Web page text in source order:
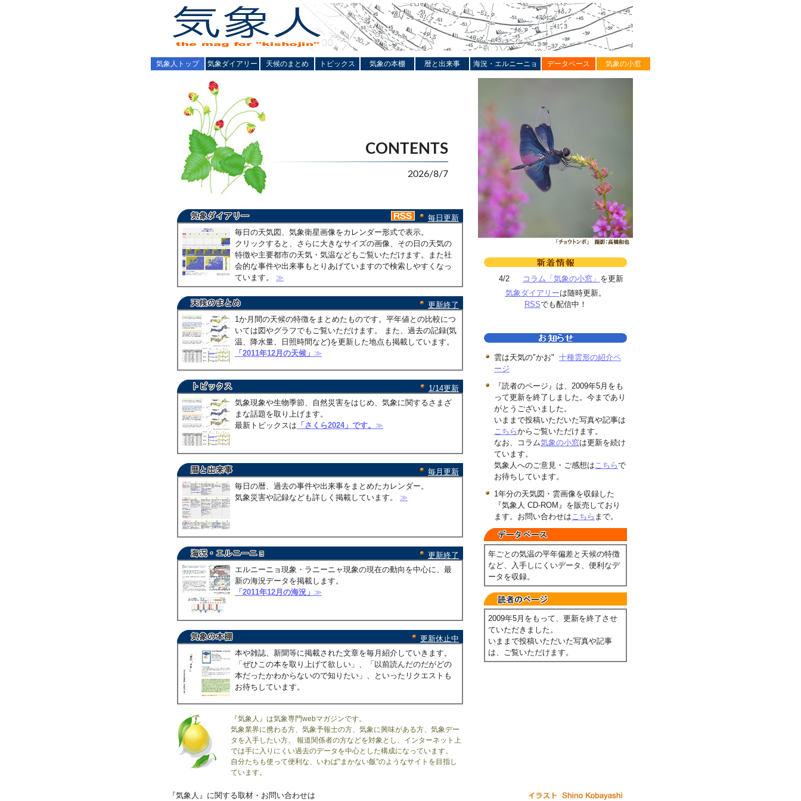
気象人トップ 気象ダイアリー 天候のまとめ トピックス 気象の本棚 暦と出来事 海況・エルニーニョ データベース 気象の小窓
CONTENTS
2026/8/7
毎日更新
毎日の天気図、気象衛星画像をカレンダー形式で表示。
クリックすると、さらに大きなサイズの画像、その日の天気の
特徴や主要都市の天気・気温などもご覧いただけます。また社
会的な事件や出来事もとりあげていますので検索しやすくなっ
ています。 ≫
更新終了
1か月間の天候の特徴をまとめたものです。平年値との比較につ
いては図やグラフでもご覧いただけます。 また、過去の記録(気
温、降水量、日照時間など)を更新した地点も掲載しています。
「2011年12月の天候」 ≫
1/14更新
気象現象や生物季節、自然災害をはじめ、気象に関するさまざ
まな話題を取り上げます。
最新トピックスは 「さくら2024」です。 ≫
毎月更新
毎日の暦、過去の事件や出来事をまとめたカレンダー。
気象災害や記録なども詳しく掲載しています。 ≫
更新終了
エルニーニョ現象・ラニーニャ現象の現在の動向を中心に、最
新の海況データを掲載します。
「2011年12月の海況」 ≫
更新休止中
本や雑誌、新聞等に掲載された文章を毎月紹介していきます。
「ぜひこの本を取り上げて欲しい」、「以前読んだのだがどの
本だったかわからないので知りたい」、といったリクエストも
お待ちしています。
『気象人』は気象専門webマガジンです。
気象業界に携わる方、気象予報士の方、気象に興味がある方、気象デー
タを入手したい方、 報道関係者の方などを対象とし、インターネット上
では手に入りにくい過去のデータを中心とした構成になっています。
自分たちも使って便利な、いわば"まかない飯"のようなサイトを目指し
ています。
4/2 コラム「気象の小窓」 を更新
気象ダイアリーは随時更新。
RSSでも配信中！
雲は天気の"かお" 十種雲形の紹介ペ
ージ
『読者のページ』は、2009年5月をも
って更新を終了しました。今まであり
がとうございました。
いままで投稿いただいた写真や記事は
こちらからご覧いただけます。
なお、コラム気象の小窓は更新を続け
ています。
気象人へのご意見・ご感想はこちらで
お待ちしています。
1年分の天気図・雲画像を収録した
『気象人 CD-ROM』を販売しており
ます。お問い合わせはこちら まで。
年ごとの気温の平年偏差と天候の特徴
など、入手しにくいデータ、便利なデ
ータを収録。
2009年5月をもって、更新を終了させ
ていただきました。
いままで投稿いただいた写真や記事
は、ご覧いただけます。
『気象人』に関する取材・お問い合わせは